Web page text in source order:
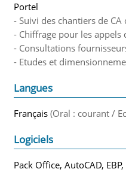
Portel
- Suivi des chantiers de
- Chiffrage pour les appels
- Consultations
- Etudes et
Langues
Français (Oral : courant /
Logiciels
Pack Office, AutoCAD, EBP,